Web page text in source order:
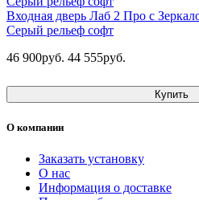
Входная дверь Лаб 2 Про с
Серый рельеф софт
46 900руб. 44 555руб.
Купить
О компании
Заказать установку
О нас
Информация о доставке